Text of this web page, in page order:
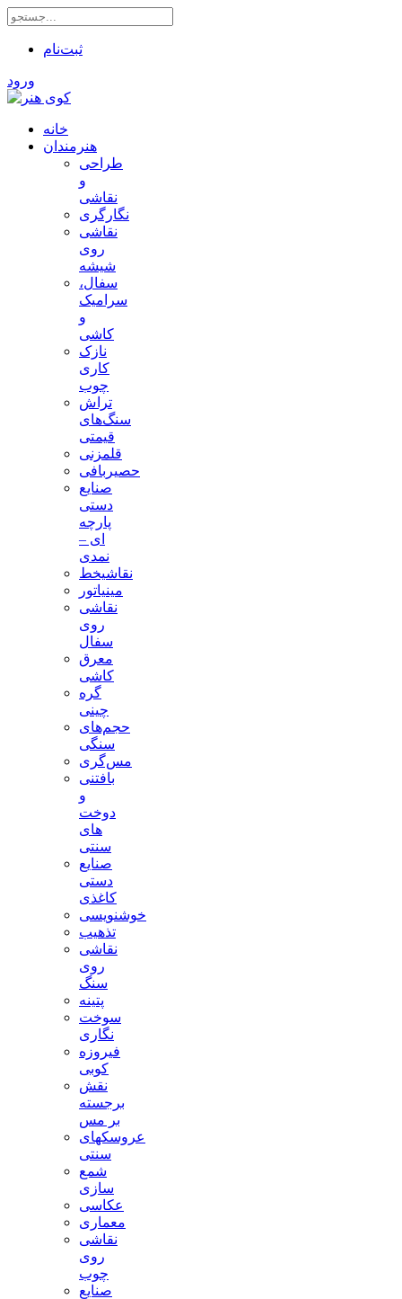
ثبت‌نام
ورود
خانه
هنرمندان
طراحی
و
نقاشی
نگارگری
نقاشی
روی
شیشه
سفال،
سرامیک
و
کاشی
نازک
کاری
چوب
تراش
سنگ‌های
قیمتی
قلمزنی
حصیربافی
صنایع
دستی
پارچه
ای –
نمدی
نقاشیخط
مینیاتور
نقاشی
روی
سفال
معرق
کاشی
گره
چینی
حجم‌های
سنگی
مس‌گری
بافتنی‌
و
دوخت
های
سنتی
صنایع
دستی
کاغذی
خوشنویسی
تذهیب
نقاشی
روی
سنگ
پتینه
سوخت
نگاری
فیروزه
کوبی
نقش
برجسته
بر مس
عروسکهای
سنتی
شمع
سازی
عکاسی
معماری
نقاشی
روی
چوب
صنایع